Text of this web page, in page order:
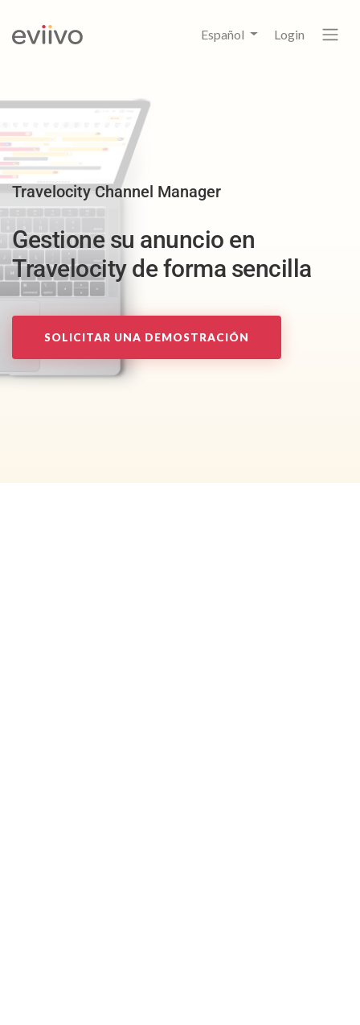
Español Login
Travelocity Channel Manager
Gestione su anuncio en
Travelocity de forma sencilla
SOLICITAR UNA DEMOSTRACIÓN